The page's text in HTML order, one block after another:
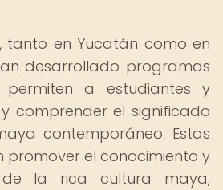
tanto en Yucatán como en
desarrollado programas
permiten a estudiantes y
comprender el significado
contemporáneo. Estas
promover el conocimiento y
la rica cultura maya,